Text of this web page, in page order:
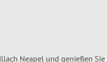
Neapel und genießen Sie